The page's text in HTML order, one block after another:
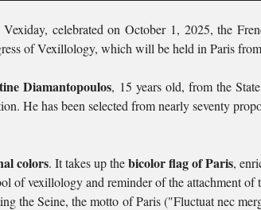
celebrated on October 1, 2025, the
of Vexillology, which will be held in Paris
Diamantopoulos, 15 years old, from the
He has been selected from nearly seventy
colors. It takes up thebicolor flag of Paris,
of vexillology and reminder of the attachment
the Seine, the motto of Paris ("Fluctuat nec